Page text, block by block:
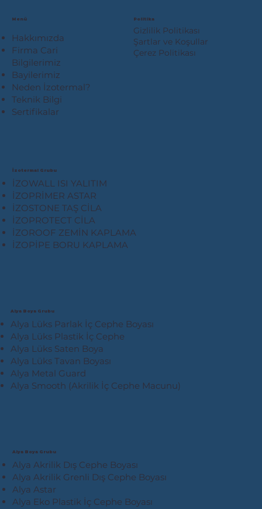
Menü
Hakkımızda
Firma Cari
Bilgilerimiz
Bayilerimiz
Neden İzotermal?
Teknik Bilgi
Sertifikalar
İzotermal Grubu
İZOWALL ISI YALITIM
İZOPRİMER ASTAR
İZOSTONE TAŞ CİLA
İZOPROTECT CİLA
İZOROOF ZEMİN KAPLAMA
İZOPİPE BORU KAPLAMA
Alya Boya Grubu
Alya Akrilik Dış Cephe Boyası
Alya Akrilik Grenli Dış Cephe Boyası
Alya Astar
Alya Eko Plastik İç Cephe Boyası
Alya Boya Grubu
Alya Lüks Parlak İç Cephe Boyası
Alya Lüks Plastik İç Cephe
Alya Lüks Saten Boya
Alya Lüks Tavan Boyası
Alya Metal Guard
Alya Smooth (Akrilik İç Cephe Macunu)
Politika
Gizlilik Politikası
Şartlar ve Koşullar
Çerez Politikası